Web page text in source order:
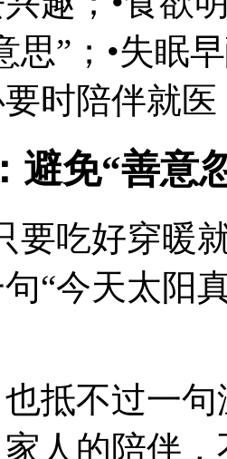
思”；•失眠
时陪伴就
避免“善意
要吃好穿暖
“今天太阳
抵不过一
人的陪伴